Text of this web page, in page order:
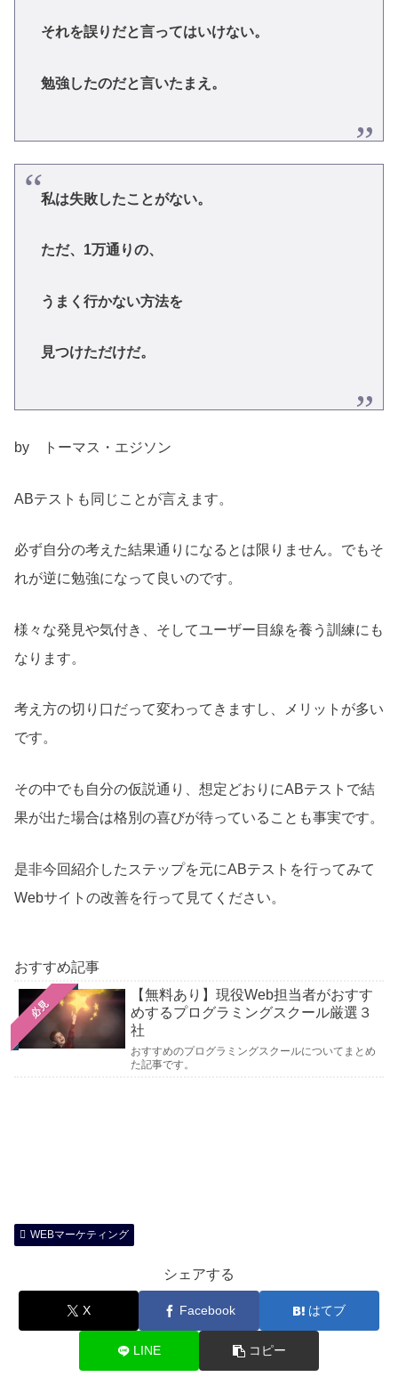
それを誤りだと言ってはいけない。
勉強したのだと言いたまえ。
私は失敗したことがない。
ただ、1万通りの、
うまく行かない方法を
見つけただけだ。
by トーマス・エジソン
ABテストも同じことが言えます。
必ず自分の考えた結果通りになるとは限りません。でもそ
れが逆に勉強になって良いのです。
様々な発見や気付き、そしてユーザー目線を養う訓練にも
なります。
考え方の切り口だって変わってきますし、メリットが多い
です。
その中でも自分の仮説通り、想定どおりにABテストで結
果が出た場合は格別の喜びが待っていることも事実です。
是非今回紹介したステップを元にABテストを行ってみて
Webサイトの改善を行って見てください。
おすすめ記事
必見
【無料あり】現役Web担当者がおすす
めするプログラミングスクール厳選３
社
おすすめのプログラミングスクールについてまとめ
た記事です。
WEBマーケティング
シェアする
X Facebook はてブ
LINE コピー